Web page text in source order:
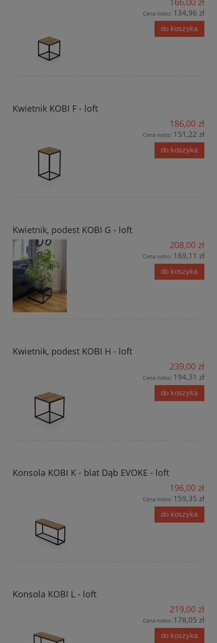
Cena netto: 134,96 zł
do koszyka
Kwietnik KOBI F - loft
186,00 zł
Cena netto: 151,22 zł
do koszyka
Kwietnik, podest KOBI G - loft
208,00 zł
Cena netto: 169,11 zł
do koszyka
Kwietnik, podest KOBI H - loft
239,00 zł
Cena netto: 194,31 zł
do koszyka
Konsola KOBI K - blat Dąb EVOKE - loft
196,00 zł
Cena netto: 159,35 zł
do koszyka
Konsola KOBI L - loft
219,00 zł
Cena netto: 178,05 zł
do koszyka